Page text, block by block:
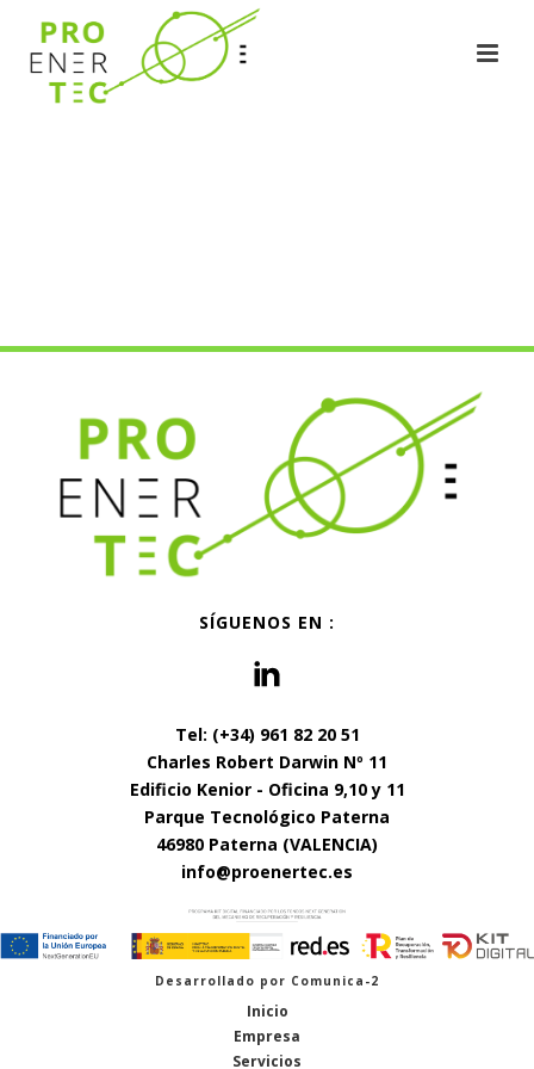
SÍGUENOS EN :
Tel: (+34) 961 82 20 51
Charles Robert Darwin Nº 11
Edificio Kenior - Oficina 9,10 y 11
Parque Tecnológico Paterna
46980 Paterna (VALENCIA)
info@proenertec.es
Desarrollado por Comunica-2
Inicio
Empresa
Servicios